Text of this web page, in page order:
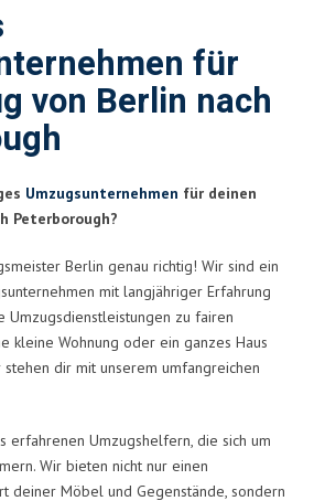
für
von Berlin nach
Umzugsunternehmen für deinen
Peterborough?
Berlin genau richtig! Wir sind ein
mit langjähriger Erfahrung
Umzugsdienstleistungen zu fairen
kleine Wohnung oder ein ganzes Haus
dir mit unserem umfangreichen
erfahrenen Umzugshelfern, die sich um
Wir bieten nicht nur einen
deiner Möbel und Gegenstände, sondern